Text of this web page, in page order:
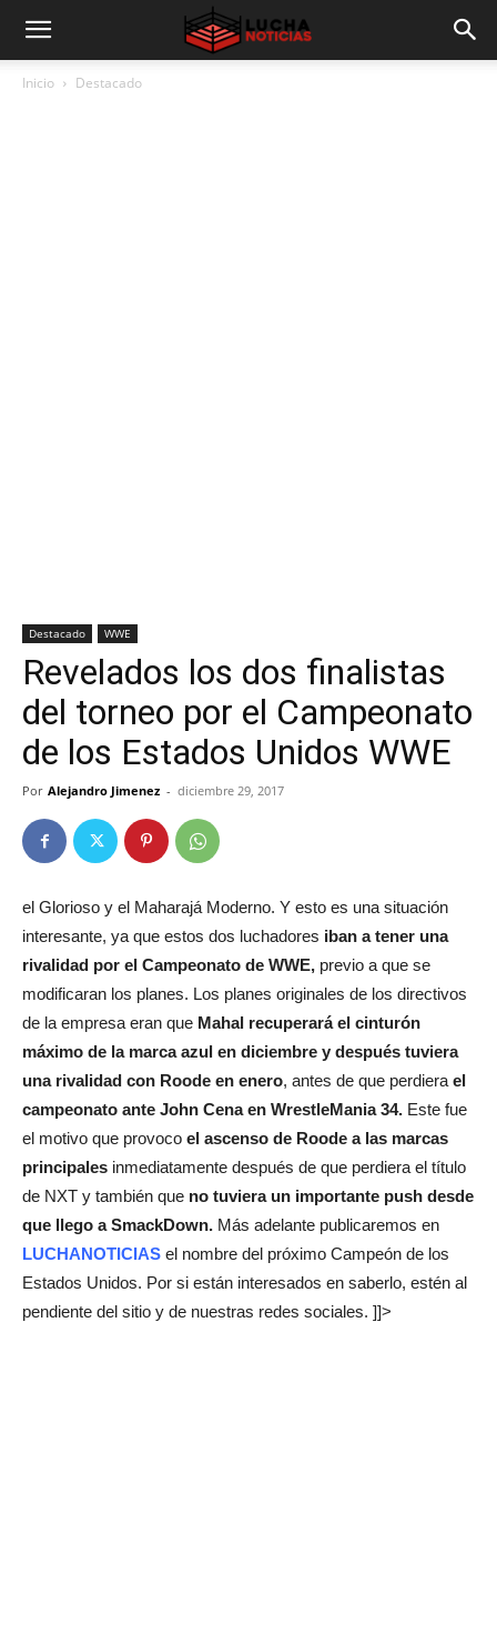
Inicio Destacado
Destacado WWE
Revelados los dos finalistas
del torneo por el Campeonato
de los Estados Unidos WWE
Por Alejandro Jimenez - diciembre 29, 2017
el Glorioso y el Maharajá Moderno. Y esto es una situación
interesante, ya que estos dos luchadores iban a tener una
rivalidad por el Campeonato de WWE, previo a que se
modificaran los planes. Los planes originales de los directivos
de la empresa eran que Mahal recuperará el cinturón
máximo de la marca azul en diciembre y después tuviera
una rivalidad con Roode en enero, antes de que perdiera el
campeonato ante John Cena en WrestleMania 34. Este fue
el motivo que provoco el ascenso de Roode a las marcas
principales inmediatamente después de que perdiera el título
de NXT y también que no tuviera un importante push desde
que llego a SmackDown. Más adelante publicaremos en
LUCHANOTICIAS el nombre del próximo Campeón de los
Estados Unidos. Por si están interesados en saberlo, estén al
pendiente del sitio y de nuestras redes sociales. ]]>